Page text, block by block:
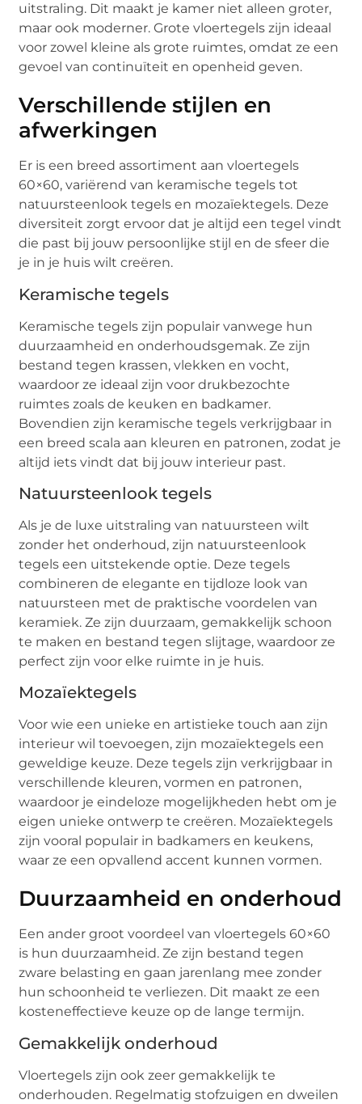
uitstraling. Dit maakt je kamer niet alleen groter,
maar ook moderner. Grote vloertegels zijn ideaal
voor zowel kleine als grote ruimtes, omdat ze een
gevoel van continuïteit en openheid geven.
Verschillende stijlen en
afwerkingen
Er is een breed assortiment aan vloertegels
60×60, variërend van keramische tegels tot
natuursteenlook tegels en mozaïektegels. Deze
diversiteit zorgt ervoor dat je altijd een tegel vindt
die past bij jouw persoonlijke stijl en de sfeer die
je in je huis wilt creëren.
Keramische tegels
Keramische tegels zijn populair vanwege hun
duurzaamheid en onderhoudsgemak. Ze zijn
bestand tegen krassen, vlekken en vocht,
waardoor ze ideaal zijn voor drukbezochte
ruimtes zoals de keuken en badkamer.
Bovendien zijn keramische tegels verkrijgbaar in
een breed scala aan kleuren en patronen, zodat je
altijd iets vindt dat bij jouw interieur past.
Natuursteenlook tegels
Als je de luxe uitstraling van natuursteen wilt
zonder het onderhoud, zijn natuursteenlook
tegels een uitstekende optie. Deze tegels
combineren de elegante en tijdloze look van
natuursteen met de praktische voordelen van
keramiek. Ze zijn duurzaam, gemakkelijk schoon
te maken en bestand tegen slijtage, waardoor ze
perfect zijn voor elke ruimte in je huis.
Mozaïektegels
Voor wie een unieke en artistieke touch aan zijn
interieur wil toevoegen, zijn mozaïektegels een
geweldige keuze. Deze tegels zijn verkrijgbaar in
verschillende kleuren, vormen en patronen,
waardoor je eindeloze mogelijkheden hebt om je
eigen unieke ontwerp te creëren. Mozaïektegels
zijn vooral populair in badkamers en keukens,
waar ze een opvallend accent kunnen vormen.
Duurzaamheid en onderhoud
Een ander groot voordeel van vloertegels 60×60
is hun duurzaamheid. Ze zijn bestand tegen
zware belasting en gaan jarenlang mee zonder
hun schoonheid te verliezen. Dit maakt ze een
kosteneffectieve keuze op de lange termijn.
Gemakkelijk onderhoud
Vloertegels zijn ook zeer gemakkelijk te
onderhouden. Regelmatig stofzuigen en dweilen